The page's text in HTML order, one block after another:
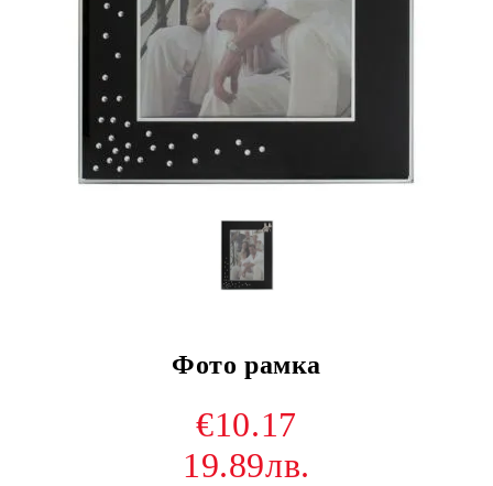
Фото рамка
€10.17
19.89лв.